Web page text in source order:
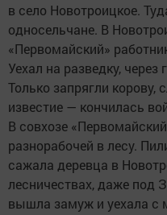
в село Новотроицкое.
односельчане. В
«Первомайский»
Уехал на разведку, через
Только запрягли
известие — кончилась
В совхозе
разнорабочей в лесу.
сажала деревца в
лесничествах, даже под
вышла замуж и уехала с